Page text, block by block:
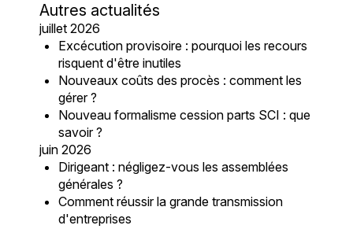
Autres actualités
juillet 2026
Excécution provisoire : pourquoi les recours
risquent d'être inutiles
Nouveaux coûts des procès : comment les
gérer ?
Nouveau formalisme cession parts SCI : que
savoir ?
juin 2026
Dirigeant : négligez-vous les assemblées
générales ?
Comment réussir la grande transmission
d'entreprises